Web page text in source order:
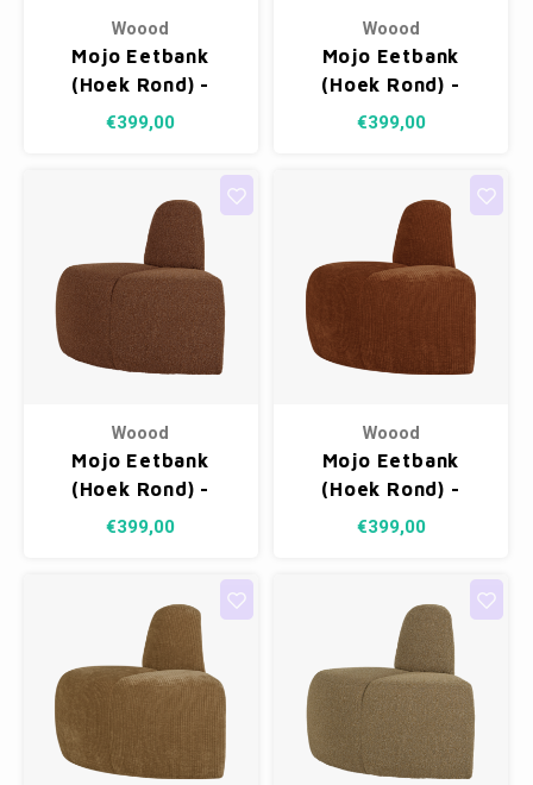
Woood
Mojo Eetbank
(Hoek Rond) -
Wollig Donkerzand
€399,00
Woood
Mojo Eetbank
(Hoek Rond) -
Wollig Bruin
€399,00
Woood
Mojo Eetbank
(Hoek Rond) -
Bouclé Roestbruin
€399,00
Woood
Mojo Eetbank
(Hoek Rond) -
Ribstof Roestbruin
€399,00